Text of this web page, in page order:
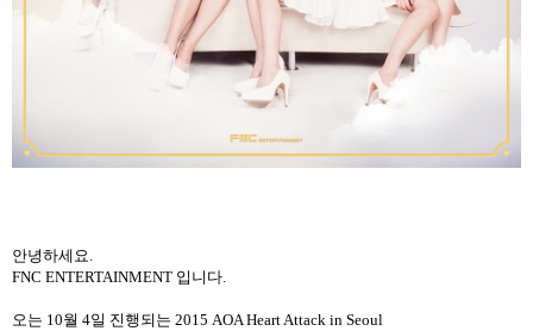
안녕하세요.
FNC ENTERTAINMENT 입니다.
오는 10월 4일 진행되는 2015 AOA Heart Attack in Seoul